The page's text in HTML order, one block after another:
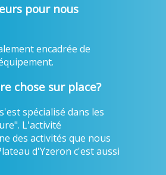
pour nous
encadrée de
chose sur place?
spécialisé dans les
L'activité
des activités que nous
d'Yzeron c'est aussi